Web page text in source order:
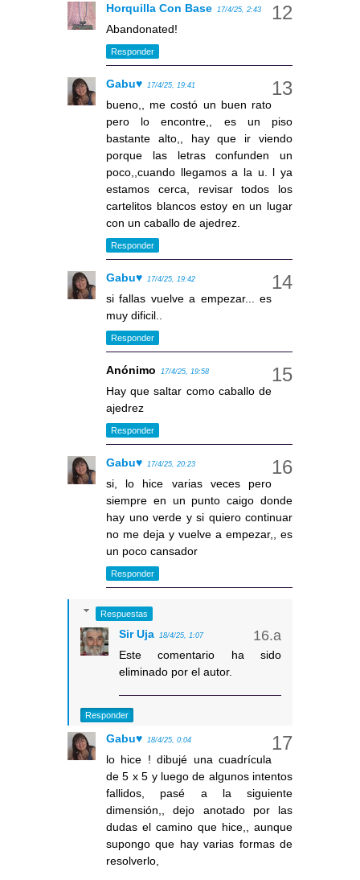
Horquilla Con Base 17/4/25, 2:43
Abandonated!
Responder
Gabu♥ 17/4/25, 19:41
bueno,, me costó un buen rato
pero lo encontre,, es un piso
bastante alto,, hay que ir viendo
porque las letras confunden un
poco,,cuando llegamos a la u. l ya
estamos cerca, revisar todos los
cartelitos blancos estoy en un lugar
con un caballo de ajedrez.
Responder
Gabu♥ 17/4/25, 19:42
si fallas vuelve a empezar... es
muy dificil..
Responder
Anónimo 17/4/25, 19:58
Hay que saltar como caballo de
ajedrez
Responder
Gabu♥ 17/4/25, 20:23
si, lo hice varias veces pero
siempre en un punto caigo donde
hay uno verde y si quiero continuar
no me deja y vuelve a empezar,, es
un poco cansador
Responder
Respuestas
Sir Uja 18/4/25, 1:07
Este comentario ha sido
eliminado por el autor.
Responder
Gabu♥ 18/4/25, 0:04
lo hice ! dibujé una cuadrícula
de 5 x 5 y luego de algunos intentos
fallidos, pasé a la siguiente
dimensión,, dejo anotado por las
dudas el camino que hice,, aunque
supongo que hay varias formas de
resolverlo,